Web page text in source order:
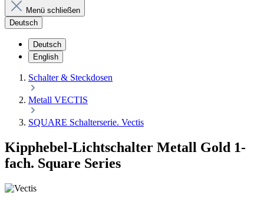
Menü schließen
Deutsch
Deutsch
English
Schalter & Steckdosen
Metall VECTIS
SQUARE Schalterserie. Vectis
Kipphebel-Lichtschalter Metall Gold 1-
fach. Square Series